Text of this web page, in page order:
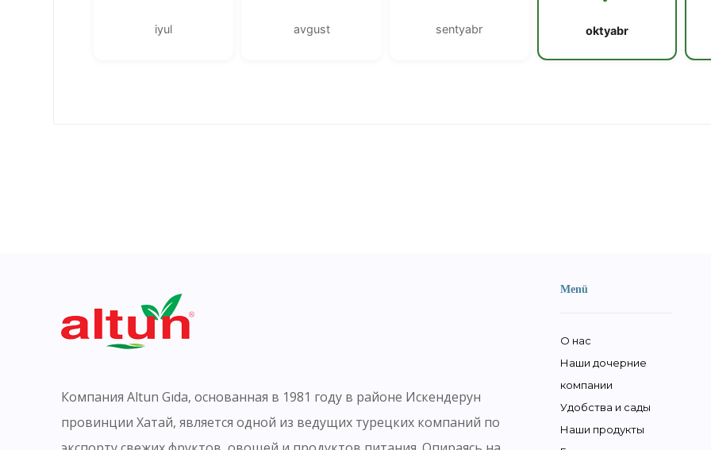
iyul avgust sentyabr oktyabr
Компания Altun Gıda, основанная в 1981 году в районе Искендерун
провинции Хатай, является одной из ведущих турецких компаний по
Menü
О нас
Наши дочерние
компании
Удобства и сады
Наши продукты